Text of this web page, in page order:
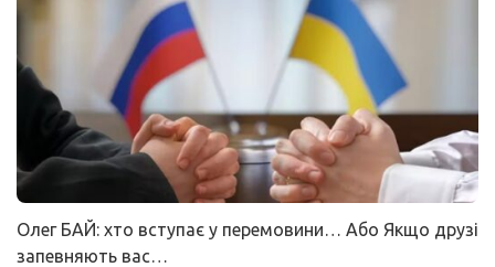
Олег БАЙ: хто вступає у перемовини… Або Якщо друзі
запевняють вас…